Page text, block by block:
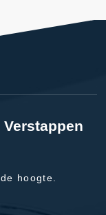
hoogte.